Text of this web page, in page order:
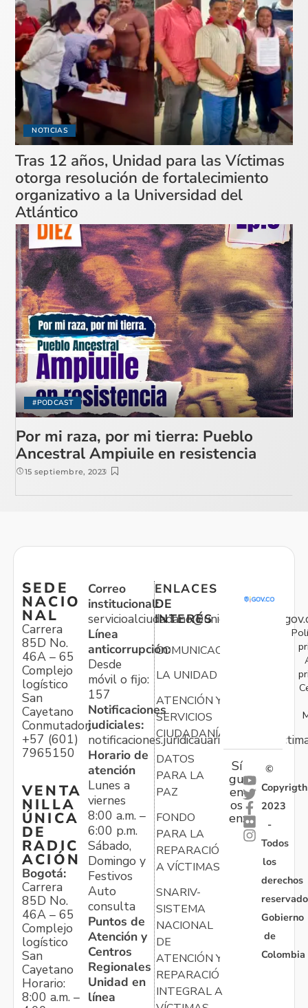
NOTICIAS
Tras 12 años, Unidad para las Víctimas
otorga resolución de fortalecimiento
organizativo a la Universidad del
Atlántico
#PODCAST
Por mi raza, por mi tierra: Pueblo
Ancestral Ampiuile en resistencia
15 septiembre, 2023
SEDE
NACIO
NAL
Carrera
85D No.
46A – 65
Complejo
logístico
San
Cayetano
Conmutador:
+57 (601)
7965150
VENTA
NILLA
ÚNICA
DE
RADIC
ACIÓN
Bogotá:
Carrera
85D No.
46A – 65
Complejo
logístico
San
Cayetano
Horario:
8:00 a.m. –
Correo
institucional:
Línea
anticorrupción:
Desde
móvil o fijo:
157
Notificaciones
judiciales:
Horario de
atención
Lunes a
viernes
8:00 a.m. –
6:00 p.m.
Sábado,
Domingo y
Festivos
Auto
consulta
Puntos de
Atención y
Centros
Regionales
Unidad en
línea
ENLACES
DE
INTERÉS
COMUNICACIONES
LA UNIDAD
ATENCIÓN Y
SERVICIOS
CIUDADANÍA
DATOS
PARA LA
PAZ
FONDO
PARA LA
REPARACIÓN
A VÍCTIMAS
SNARIV-
SISTEMA
NACIONAL
DE
ATENCIÓN Y
REPARACIÓN
INTEGRAL A
Sí
gu
en
os
en:
©
Copyrigth
2023
-
Todos
los
derechos
Gobierno
de
Colombia